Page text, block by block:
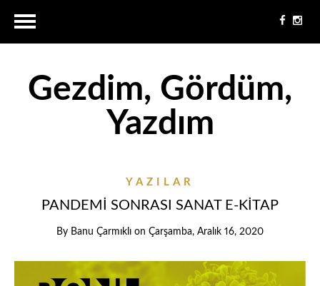
Gezdim, Gördüm,
Yazdım
YAZILAR
PANDEMİ SONRASI SANAT E-KİTAP
By Banu Çarmıklı on Çarşamba, Aralık 16, 2020